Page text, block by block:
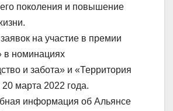
поколения и повышение
на участие в премии
в номинациях
и забота» и «Территория
марта 2022 года.
информация об Альянсе